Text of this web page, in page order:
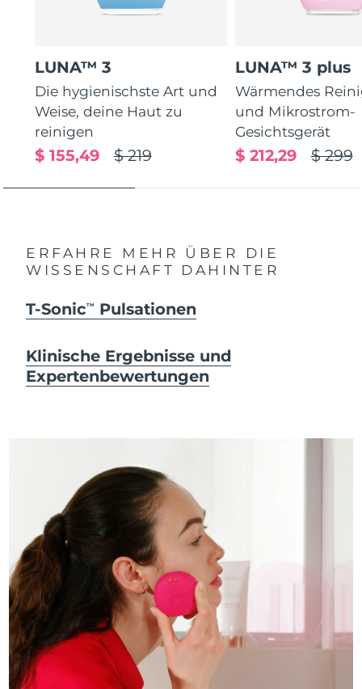
LUNA™ 3
Die hygienischste Art und
Weise, deine Haut zu
reinigen
$ 219
$ 155,49
LUNA™ 3 plus
Wärmendes
und Mikrostrom-
Gesichtsgerät
$ 299
$ 212,29
ERFAHRE MEHR ÜBER DIE
WISSENSCHAFT DAHINTER
T-SonicTM Pulsationen
Klinische Ergebnisse und
Expertenbewertungen